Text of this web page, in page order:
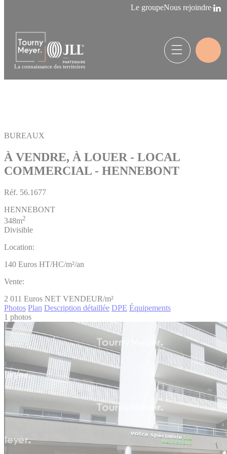
Le groupeNous rejoindre
La connaissance des territoires
BUREAUX
À VENDRE, À LOUER - LOCAL
COMMERCIAL - HENNEBONT
Réf. 56.1677
HENNEBONT
348m2
Divisible
Location:
140 Euros HT/HC/m²/an
Vente:
2 011 Euros NET VENDEUR/m²
Photos Plan Description détaillée DPE Équipements
1 photos